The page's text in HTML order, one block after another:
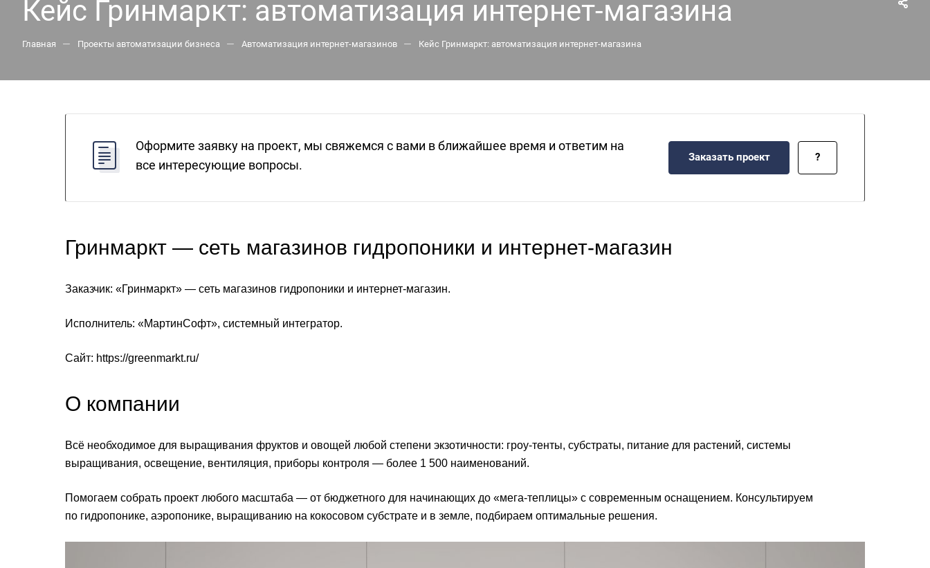
Кейс Гринмаркт: автоматизация интернет-магазина
Главная — Проекты автоматизации бизнеса — Автоматизация интернет-магазинов — Кейс Гринмаркт: автоматизация интернет-магазина
Оформите заявку на проект, мы свяжемся с вами в ближайшее время и ответим на
все интересующие вопросы.
Заказать проект ?
Гринмаркт — сеть магазинов гидропоники и интернет-магазин
Заказчик: «Гринмаркт» — сеть магазинов гидропоники и интернет-магазин.
Исполнитель: «МартинСофт», системный интегратор.
Сайт: https://greenmarkt.ru/
О компании
Всё необходимое для выращивания фруктов и овощей любой степени экзотичности: гроу-тенты, субстраты, питание для растений, системы
выращивания, освещение, вентиляция, приборы контроля — более 1 500 наименований.
Помогаем собрать проект любого масштаба — от бюджетного для начинающих до «мега-теплицы» с современным оснащением. Консультируем
по гидропонике, аэропонике, выращиванию на кокосовом субстрате и в земле, подбираем оптимальные решения.